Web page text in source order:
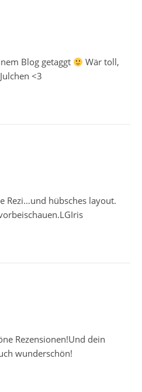
Blog getaggt
Wär toll,
<3
Rezi…und hübsches layout.
Rezensionen!Und dein
wunderschön!